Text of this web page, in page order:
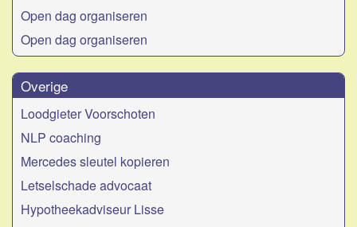
Open dag organiseren
Open dag organiseren
Overige
Loodgieter Voorschoten
NLP coaching
Mercedes sleutel kopieren
Letselschade advocaat
Hypotheekadviseur Lisse